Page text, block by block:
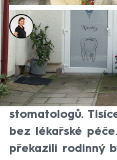
Lenka Kovandová
24. čvn 2025, 09:02
V Havlíčkově
zubař, ale do
době chystá
stomatologů.
bez lékařské
překazili rodinný